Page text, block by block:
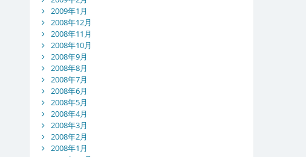
2009年1月
2008年12月
2008年11月
2008年10月
2008年9月
2008年8月
2008年7月
2008年6月
2008年5月
2008年4月
2008年3月
2008年2月
2008年1月